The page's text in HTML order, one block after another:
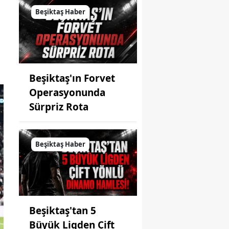
Beşiktaş Haber
Beşiktaş'ın Forvet
Operasyonunda
Sürpriz Rota
Beşiktaş Haber
Beşiktaş'tan 5
Büyük Ligden Çift